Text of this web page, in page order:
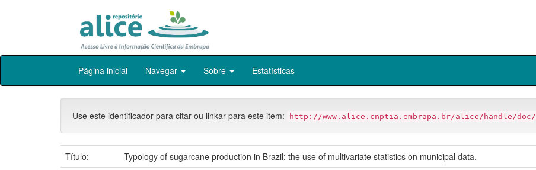
Skip
Página inicial Navegar Sobre Estatísticas
Use este identificador para citar ou linkar para este item: http://www.alice.cnptia.embrapa.br/alice/handle/doc/
Título:
Typology of sugarcane production in Brazil: the use of multivariate statistics on municipal data.